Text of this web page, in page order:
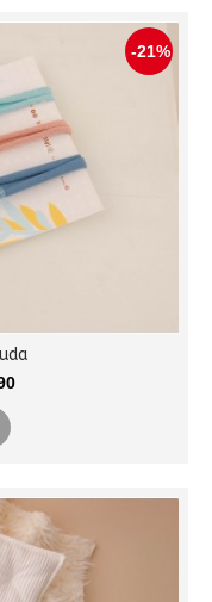
-21%